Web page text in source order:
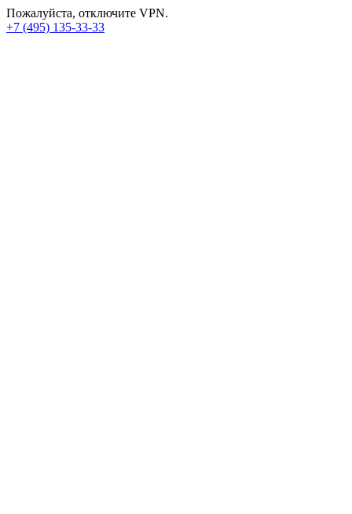
Пожалуйста, отключите VPN.
+7 (495) 135-33-33